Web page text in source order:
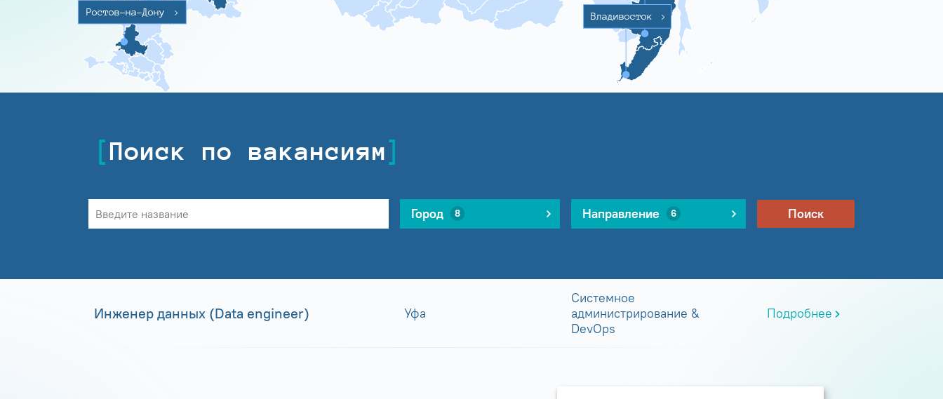
Ростов-на-Дону > Владивосток >
Поиск по вакансиям
Город 8 Направление 6 Поиск
Инженер данных (Data engineer) Уфа
Системное
администрирование &
DevOps
Подробнее